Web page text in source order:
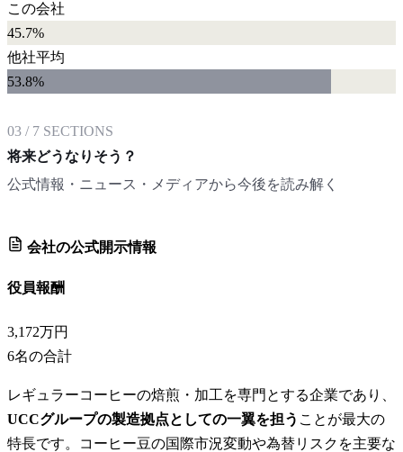
この会社
45.7%
他社平均
53.8%
03 / 7 SECTIONS
将来どうなりそう？
公式情報・ニュース・メディアから今後を読み解く
会社の公式開示情報
役員報酬
3,172万円
6名の合計
レギュラーコーヒーの焙煎・加工を専門とする企業であり、
UCCグループの製造拠点としての一翼を担う ことが最大の
特長です。コーヒー豆の国際市況変動や為替リスクを主要な